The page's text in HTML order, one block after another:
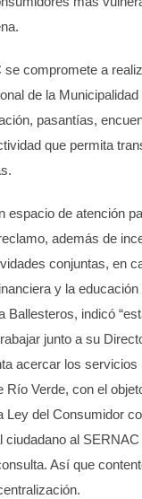
se compromete a
de la
pasantías,
que permita
espacio de atención
además de
conjuntas, en
y la educación
Ballesteros, indicó
junto a su
acercar los servicios
Verde, con el
Ley del Consumidor
al
Así que